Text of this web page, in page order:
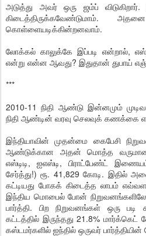
அடுத்து அவர் ஒரு ஜம்ப்
கிடைத்திருக்கவேண்டுமாம்.
கொள்ளையடிக்கின்றனவாம்.
லோக்கல் காலுக்கே இப்படி என்றால்,
என்று என்ன ஆவது? இதுதான் துபாய்
***
2010-11 நிதி ஆண்டு இன்னமும்
நிதி ஆண்டின் வரவு செலவுக் கணக்கை
இந்தியாவின் முதன்மை கைபேசி
ஆண்டுக்கான அதன் மொத்த
எஸ்டிடி, ஐஎஸ்டி, பிராட்பேண்ட்
சேர்த்து!) ரூ. 41,829 கோடி. இதில்
கட்டியது போகக் கிடைத்த லாபம்
இந்திய மொபைல் போன்
பார்த்தி. பிற நிறுவனங்கள் ஒரு
கட்டத்தில் இருந்தது 21.8%
கஸ்டமர்களில் ஐந்தில் ஒருவர்